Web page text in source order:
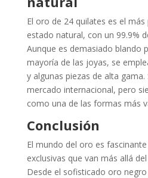
El oro de 24 quilates es el
estado natural, con un 99.9%
Aunque es demasiado blando
mayoría de las joyas, se
y algunas piezas de alta
mercado internacional, pero
como una de las formas más
Conclusión
El mundo del oro es
exclusivas que van más allá
Desde el sofisticado oro